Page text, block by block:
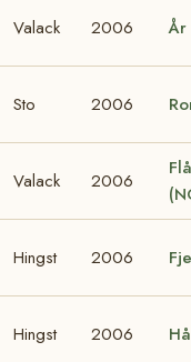
Valack 2006 År
Sto 2006
Valack 2006
Hingst 2006
Hingst 2006